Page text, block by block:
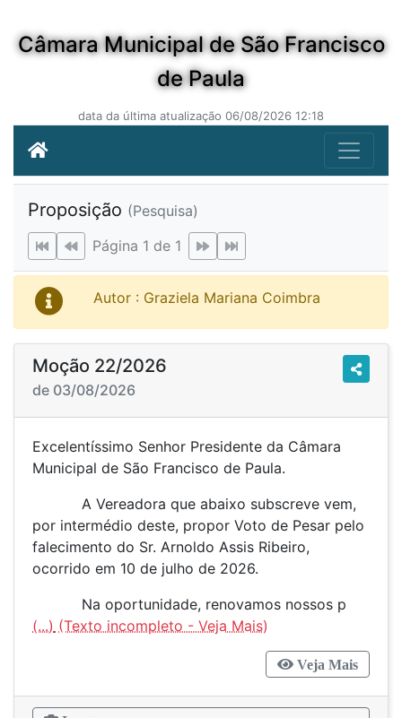
Câmara Municipal de São Francisco
de Paula
data da última atualização 06/08/2026 12:18
Proposição (Pesquisa)
Página 1 de 1
Autor : Graziela Mariana Coimbra
Moção 22/2026
de 03/08/2026
Excelentíssimo Senhor Presidente da Câmara
Municipal de São Francisco de Paula.
A Vereadora que abaixo subscreve vem,
por intermédio deste, propor Voto de Pesar pelo
falecimento do Sr. Arnoldo Assis Ribeiro,
ocorrido em 10 de julho de 2026.
Na oportunidade, renovamos nossos p
(...)
Veja Mais